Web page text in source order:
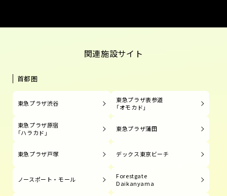
関連施設サイト
首都圏
東急プラザ渋谷
東急プラザ表参道
「オモカド」
東急プラザ原宿
「ハラカド」
東急プラザ蒲田
東急プラザ戸塚 デックス東京ビーチ
ノースポート・モール
Forestgate
Daikanyama